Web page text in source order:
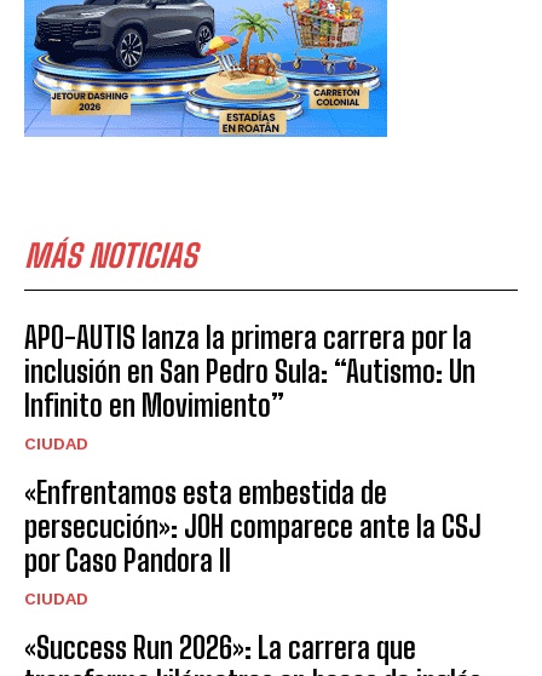
MÁS NOTICIAS
APO-AUTIS lanza la primera carrera por la
inclusión en San Pedro Sula: “Autismo: Un
Infinito en Movimiento”
CIUDAD
«Enfrentamos esta embestida de
persecución»: JOH comparece ante la CSJ
por Caso Pandora II
CIUDAD
«Success Run 2026»: La carrera que